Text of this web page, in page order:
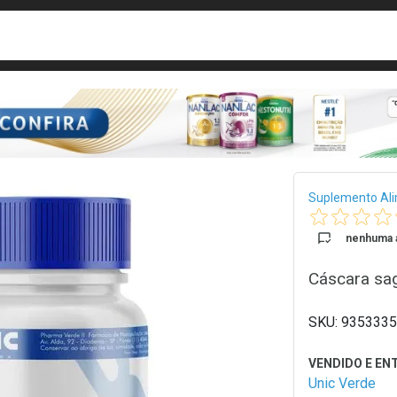
Suplemento
nenhuma
Cáscara
Unic Verde